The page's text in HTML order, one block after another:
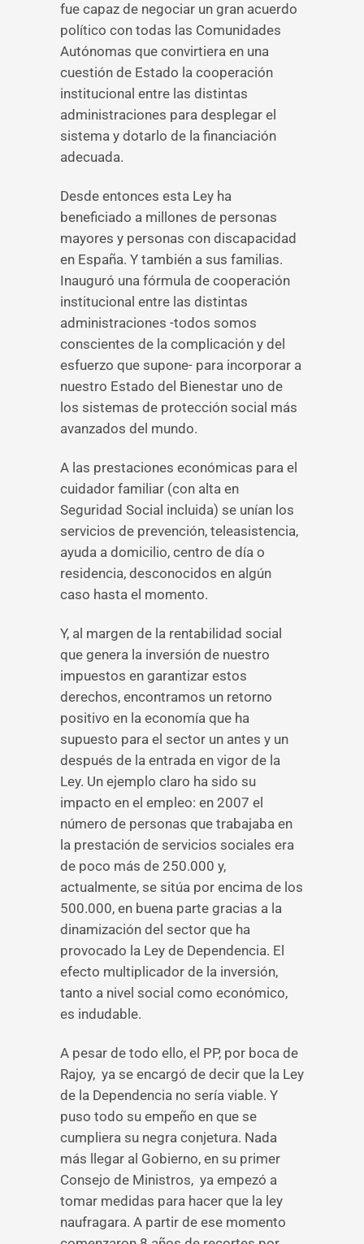
fue capaz de negociar un gran acuerdo
político con todas las Comunidades
Autónomas que convirtiera en una
cuestión de Estado la cooperación
institucional entre las distintas
administraciones para desplegar el
sistema y dotarlo de la financiación
adecuada.
Desde entonces esta Ley ha
beneficiado a millones de personas
mayores y personas con discapacidad
en España. Y también a sus familias.
Inauguró una fórmula de cooperación
institucional entre las distintas
administraciones -todos somos
conscientes de la complicación y del
esfuerzo que supone- para incorporar a
nuestro Estado del Bienestar uno de
los sistemas de protección social más
avanzados del mundo.
A las prestaciones económicas para el
cuidador familiar (con alta en
Seguridad Social incluida) se unían los
servicios de prevención, teleasistencia,
ayuda a domicilio, centro de día o
residencia, desconocidos en algún
caso hasta el momento.
Y, al margen de la rentabilidad social
que genera la inversión de nuestro
impuestos en garantizar estos
derechos, encontramos un retorno
positivo en la economía que ha
supuesto para el sector un antes y un
después de la entrada en vigor de la
Ley. Un ejemplo claro ha sido su
impacto en el empleo: en 2007 el
número de personas que trabajaba en
la prestación de servicios sociales era
de poco más de 250.000 y,
actualmente, se sitúa por encima de los
500.000, en buena parte gracias a la
dinamización del sector que ha
provocado la Ley de Dependencia. El
efecto multiplicador de la inversión,
tanto a nivel social como económico,
es indudable.
A pesar de todo ello, el PP, por boca de
Rajoy, ya se encargó de decir que la Ley
de la Dependencia no sería viable. Y
puso todo su empeño en que se
cumpliera su negra conjetura. Nada
más llegar al Gobierno, en su primer
Consejo de Ministros, ya empezó a
tomar medidas para hacer que la ley
naufragara. A partir de ese momento